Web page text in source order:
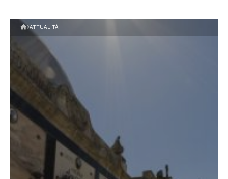
ATTUALITÀ